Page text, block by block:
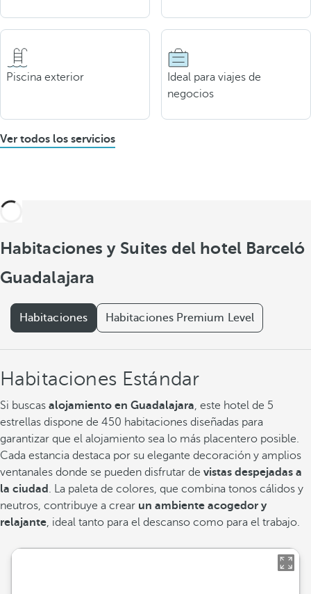
Piscina exterior
Ideal para viajes de
negocios
Ver todos los servicios
Habitaciones y Suites del hotel Barceló
Guadalajara
Habitaciones Habitaciones Premium Level
Habitaciones Estándar
Si buscas alojamiento en Guadalajara, este hotel de 5
estrellas dispone de 450 habitaciones diseñadas para
garantizar que el alojamiento sea lo más placentero posible.
Cada estancia destaca por su elegante decoración y amplios
ventanales donde se pueden disfrutar de vistas despejadas a
la ciudad . La paleta de colores, que combina tonos cálidos y
neutros, contribuye a crear un ambiente acogedor y
relajante, ideal tanto para el descanso como para el trabajo.